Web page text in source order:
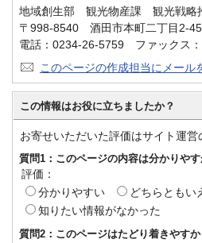
地域創生部 観光物産課 観光戦略
〒998-8540 酒田市本町二丁目2-45
電話：0234-26-5759 ファックス
このページの作成担当にメール
この情報はお役に立ちましたか？
お寄せいただいた評価はサイト運営
質問1：このページの内容は分かりや
評価：
分かりやすい
どちらともい
知りたい情報がなかった
質問2：このページはたどり着きやすか